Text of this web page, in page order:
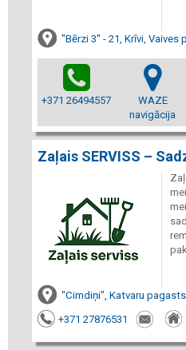
"Bērzi 3" - 21, Krīvi, Vaives
+371 26494557
WAZE
navigācija
Zaļais SERVISS –
"Cimdiņi", Katvaru
+371 27876531